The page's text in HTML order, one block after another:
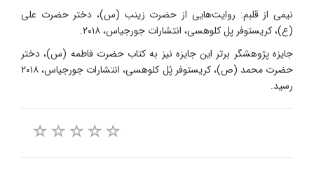
نیمی از قلبم: روایت‌هایی از حضرت زینب (س)، دختر حضرت علی
(ع)، کریستوفر پل کلوهسی، انتشارات جورجیاس، ۲۰۱۸.
جایزه پژوهشگر برتر این جایزه نیز به کتاب حضرت فاطمه (س)، دختر
حضرت محمد (ص)، کریستوفر پُل کلوهسی، انتشارات جورجیاس، ۲۰۱۸
رسید.